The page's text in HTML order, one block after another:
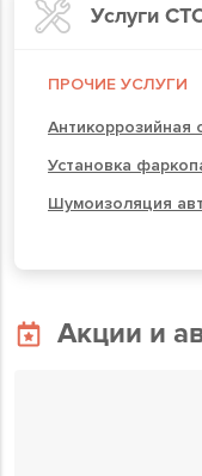
Услуги
ПРОЧИЕ УСЛУГИ
Антикоррозийная
Установка
Шумоизоляция
Акции и